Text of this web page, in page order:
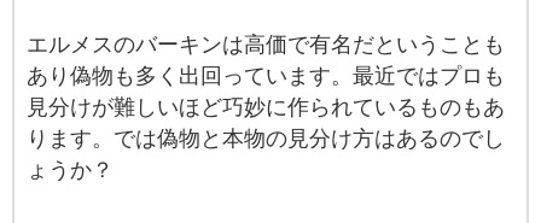
エルメスのバーキンは高価で有名だということも
あり偽物も多く出回っています。最近ではプロも
見分けが難しいほど巧妙に作られているものもあ
ります。では偽物と本物の見分け方はあるのでし
ょうか？